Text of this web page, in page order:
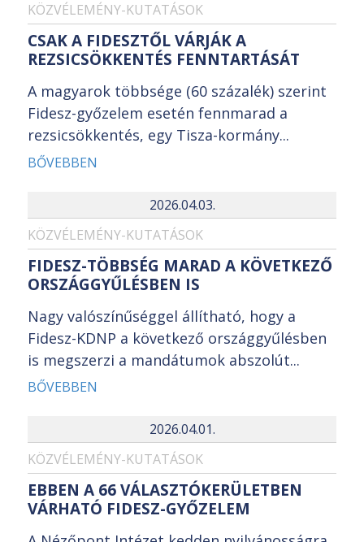
KÖZVÉLEMÉNY-KUTATÁSOK
CSAK A FIDESZTŐL VÁRJÁK A
REZSICSÖKKENTÉS FENNTARTÁSÁT
A magyarok többsége (60 százalék) szerint
Fidesz-győzelem esetén fennmarad a
rezsicsökkentés, egy Tisza-kormány...
BŐVEBBEN
2026.04.03.
KÖZVÉLEMÉNY-KUTATÁSOK
FIDESZ-TÖBBSÉG MARAD A KÖVETKEZŐ
ORSZÁGGYŰLÉSBEN IS
Nagy valószínűséggel állítható, hogy a
Fidesz-KDNP a következő országgyűlésben
is megszerzi a mandátumok abszolút...
BŐVEBBEN
2026.04.01.
KÖZVÉLEMÉNY-KUTATÁSOK
EBBEN A 66 VÁLASZTÓKERÜLETBEN
VÁRHATÓ FIDESZ-GYŐZELEM